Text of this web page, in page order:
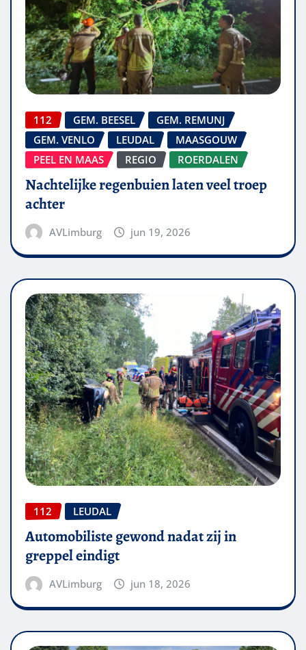
112 GEM. BEESEL
GEM. REMUNJ
GEM. VENLO
LEUDAL
MAASGOUW
PEEL EN MAAS
REGIO ROERDALEN
Nachtelijke regenbuien laten veel troep
achter
AVLimburg jun 19, 2026
112 LEUDAL
Automobiliste gewond nadat zij in
greppel eindigt
AVLimburg jun 18, 2026